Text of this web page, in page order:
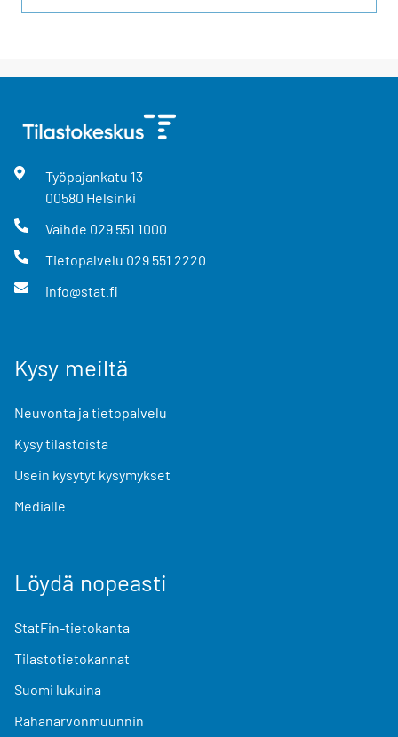
Työpajankatu 13
00580 Helsinki
Vaihde 029 551 1000
Tietopalvelu 029 551 2220
info@stat.fi
Kysy meiltä
Neuvonta ja tietopalvelu
Kysy tilastoista
Usein kysytyt kysymykset
Medialle
Löydä nopeasti
StatFin-tietokanta
Tilastotietokannat
Suomi lukuina
Rahanarvonmuunnin